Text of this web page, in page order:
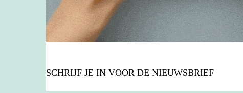
SCHRIJF JE IN VOOR DE NIEUWSBRIEF